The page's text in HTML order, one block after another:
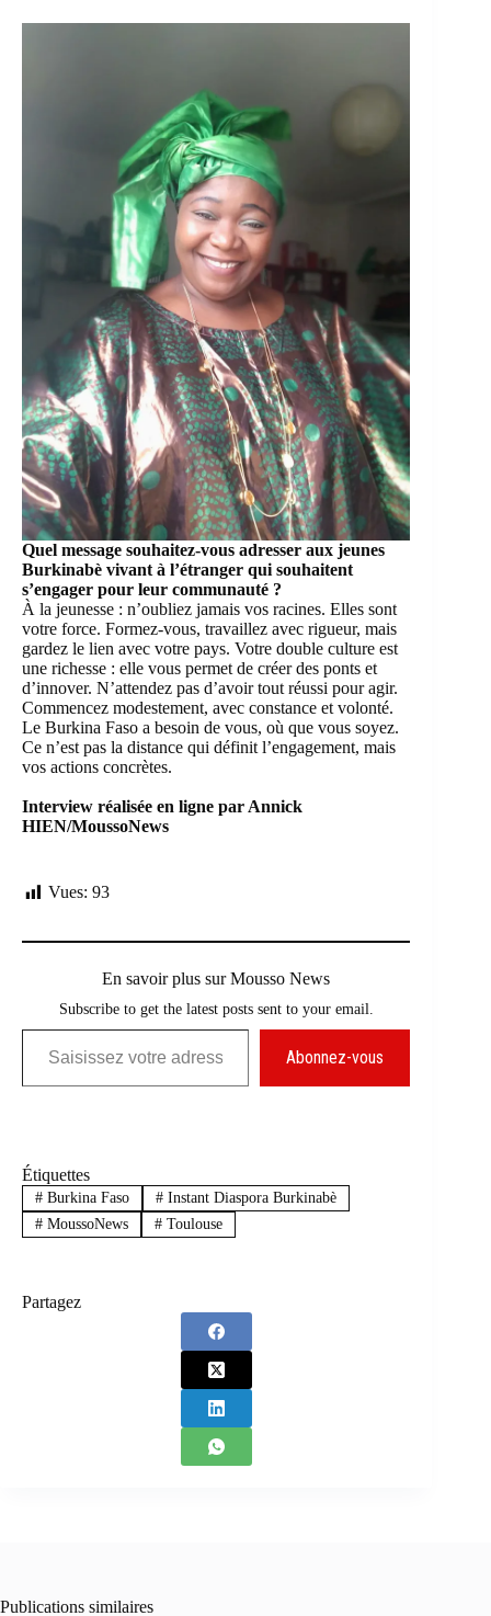
Quel message souhaitez-vous adresser aux jeunes
Burkinabè vivant à l’étranger qui souhaitent
s’engager pour leur communauté ?
À la jeunesse : n’oubliez jamais vos racines. Elles sont
votre force. Formez-vous, travaillez avec rigueur, mais
gardez le lien avec votre pays. Votre double culture est
une richesse : elle vous permet de créer des ponts et
d’innover. N’attendez pas d’avoir tout réussi pour agir.
Commencez modestement, avec constance et volonté.
Le Burkina Faso a besoin de vous, où que vous soyez.
Ce n’est pas la distance qui définit l’engagement, mais
vos actions concrètes.
Interview réalisée en ligne par Annick
HIEN/MoussoNews
Vues: 93
En savoir plus sur Mousso News
Subscribe to get the latest posts sent to your email.
Saisissez votre adresse e-mail…
Abonnez-vous
Étiquettes
#Burkina Faso #Instant Diaspora Burkinabè
#MoussoNews #Toulouse
Partagez
Publications similaires